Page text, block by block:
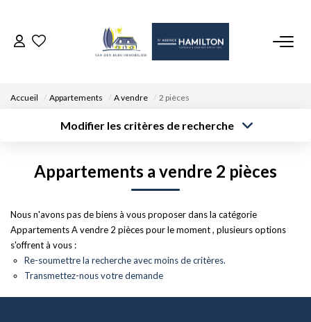
DÉPOSEZ VOTRE RECHERCHE
NOUS REJOINDRE
CONTACT
Accueil Appartements A vendre 2 pièces
Modifier les critères de recherche
Sélectionnez...
Type de bien
Rayon Plus de critères
Créer une
Appartements a vendre 2 pièces
Nous n'avons pas de biens à vous proposer dans la catégorie
Appartements A vendre 2 pièces pour le moment , plusieurs options
s'offrent à vous :
Re-soumettre la recherche avec moins de critères.
Transmettez-nous votre demande